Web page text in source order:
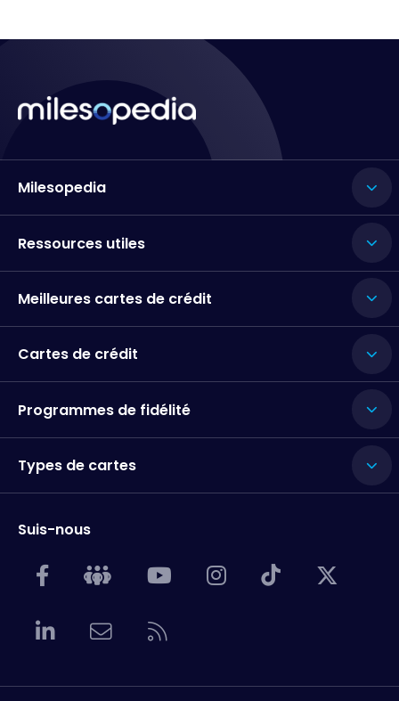
Milesopedia
Ressources utiles
Meilleures cartes de crédit
Cartes de crédit
Programmes de fidélité
Types de cartes
Suis-nous